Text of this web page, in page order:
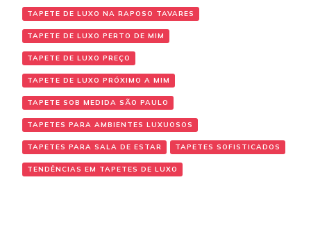
TAPETE DE LUXO NA RAPOSO TAVARES
TAPETE DE LUXO PERTO DE MIM
TAPETE DE LUXO PREÇO
TAPETE DE LUXO PRÓXIMO A MIM
TAPETE SOB MEDIDA SÃO PAULO
TAPETES PARA AMBIENTES LUXUOSOS
TAPETES PARA SALA DE ESTAR TAPETES SOFISTICADOS
TENDÊNCIAS EM TAPETES DE LUXO